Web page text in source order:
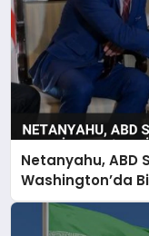
Netanyahu, ABD
Washington’da